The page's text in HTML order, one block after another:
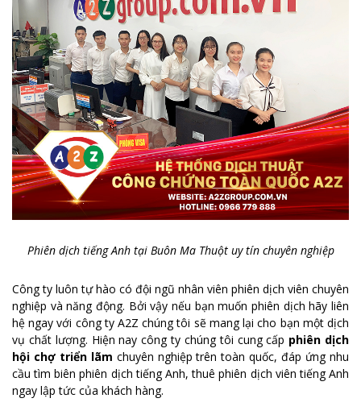
Phiên dịch tiếng Anh tại Buôn Ma Thuột uy tín chuyên nghiệp
Công ty luôn tự hào có đội ngũ nhân viên phiên dịch viên chuyên
nghiệp và năng động. Bởi vậy nếu bạn muốn phiên dịch hãy liên
hệ ngay với công ty A2Z chúng tôi sẽ mang lại cho bạn một dịch
vụ chất lượng. Hiện nay công ty chúng tôi cung cấp phiên dịch
hội chợ triển lãm chuyên nghiệp trên toàn quốc, đáp ứng nhu
cầu tìm biên phiên dịch tiếng Anh, thuê phiên dịch viên tiếng Anh
ngay lập tức của khách hàng.